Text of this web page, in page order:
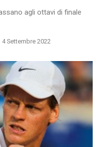
agli ottavi di finale
4 Settembre 2022